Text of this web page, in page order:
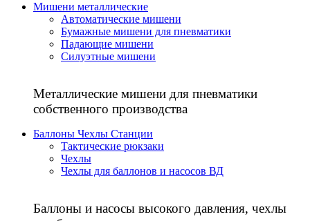
Мишени металлические
Автоматические мишени
Бумажные мишени для пневматики
Падающие мишени
Силуэтные мишени
Металлические мишени для пневматики
собственного производства
Баллоны Чехлы Станции
Тактические рюкзаки
Чехлы
Чехлы для баллонов и насосов ВД
Баллоны и насосы высокого давления, чехлы